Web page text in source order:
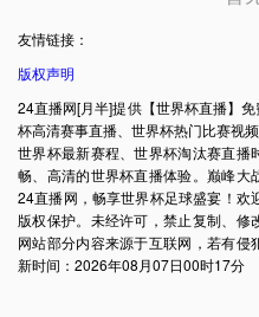
友情链接：
版权声明
24直播网[月半]提供【世界杯直播】
杯高清赛事直播、世界杯热门比赛视
世界杯最新赛程、世界杯淘汰赛直
畅、高清的世界杯直播体验。巅峰大
24直播网，畅享世界杯足球盛宴！欢
版权保护。未经许可，禁止复制、
网站部分内容来源于互联网，若有
新时间：2026年08月07日00时17分